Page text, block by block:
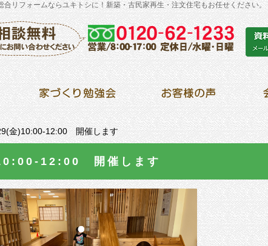
リフォームならユキトシに！新築・古民家再生・注文住宅もお任せください。
金)10:00-12:00 開催します
12:00 開催します